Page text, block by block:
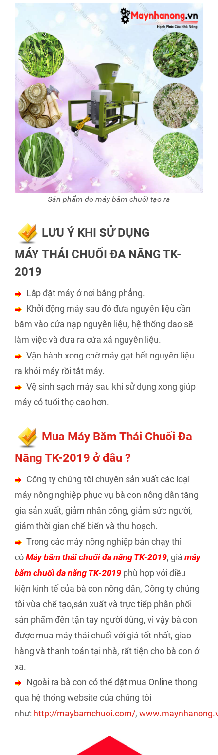
Sản phẩm do máy băm chuối tạo ra
LƯU Ý KHI SỬ DỤNG
MÁY THÁI CHUỐI ĐA NĂNG TK-
2019
Lắp đặt máy ở nơi bằng phẳng.
Khởi động máy sau đó đưa nguyên liệu cần
băm vào cửa nạp nguyên liệu, hệ thống dao sẽ
làm việc và đưa ra cửa xả nguyên liệu.
Vận hành xong chờ máy gạt hết nguyên liệu
ra khỏi máy rồi tắt máy.
Vệ sinh sạch máy sau khi sử dụng xong giúp
máy có tuổi thọ cao hơn.
Mua Máy Băm Thái Chuối Đa
Năng TK-2019 ở đâu ?
Công ty chúng tôi chuyên sản xuất các loại
máy nông nghiệp phục vụ bà con nông dân tăng
gia sản xuất, giảm nhân công, giảm sức người,
giảm thời gian chế biến và thu hoạch.
Trong các máy nông nghiệp bán chạy thì
cóMáy băm thái chuối đa năng TK-2019, giá máy
băm chuối đa năng TK-2019 phù hợp với điều
kiện kinh tế của bà con nông dân, Công ty chúng
tôi vừa chế tạo,sản xuất và trực tiếp phân phối
sản phẩm đến tận tay người dùng, vì vậy bà con
được mua máy thái chuối với giá tốt nhất, giao
hàng và thanh toán tại nhà, rất tiện cho bà con ở
xa.
Ngoài ra bà con có thể đặt mua Online thong
qua hệ thống website của chúng tôi
như: http://maybamchuoi.com/,